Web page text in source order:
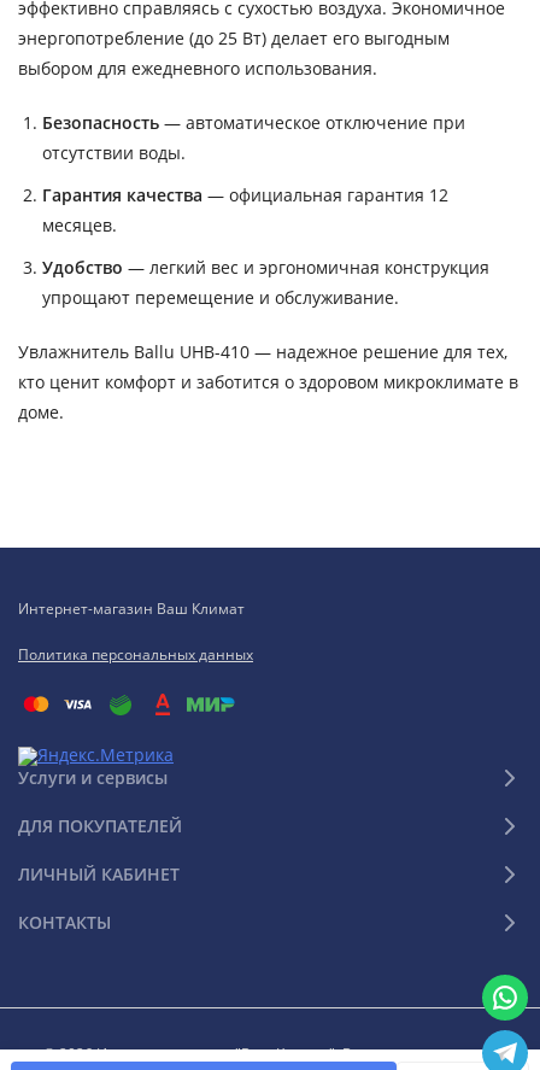
эффективно справляясь с сухостью воздуха. Экономичное
энергопотребление (до 25 Вт) делает его выгодным
выбором для ежедневного использования.
Безопасность — автоматическое отключение при
отсутствии воды.
Гарантия качества — официальная гарантия 12
месяцев.
Удобство — легкий вес и эргономичная конструкция
упрощают перемещение и обслуживание.
Увлажнитель Ballu UHB-410 — надежное решение для тех,
кто ценит комфорт и заботится о здоровом микроклимате в
доме.
Интернет-магазин Ваш Климат
Политика персональных данных
Услуги и сервисы
ДЛЯ ПОКУПАТЕЛЕЙ
ЛИЧНЫЙ КАБИНЕТ
КОНТАКТЫ
© 2026 Интернет-магазин "Ваш Климат". Все права защищены